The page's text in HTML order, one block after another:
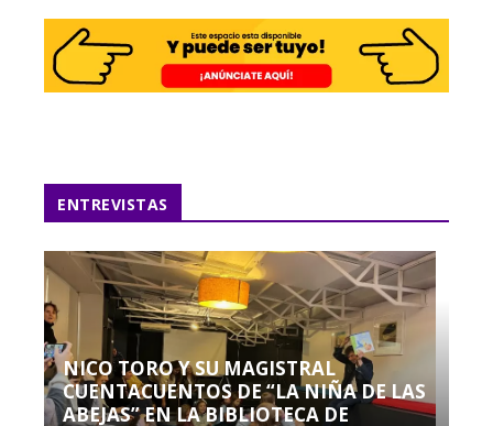
ENTREVISTAS
NICO TORO Y SU MAGISTRAL
CUENTACUENTOS DE “LA NIÑA DE LAS
ABEJAS” EN LA BIBLIOTECA DE